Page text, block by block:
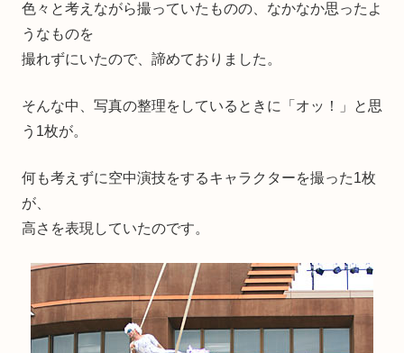
色々と考えながら撮っていたものの、なかなか思ったよ
うなものを
撮れずにいたので、諦めておりました。
そんな中、写真の整理をしているときに「オッ！」と思
う1枚が。
何も考えずに空中演技をするキャラクターを撮った1枚
が、
高さを表現していたのです。